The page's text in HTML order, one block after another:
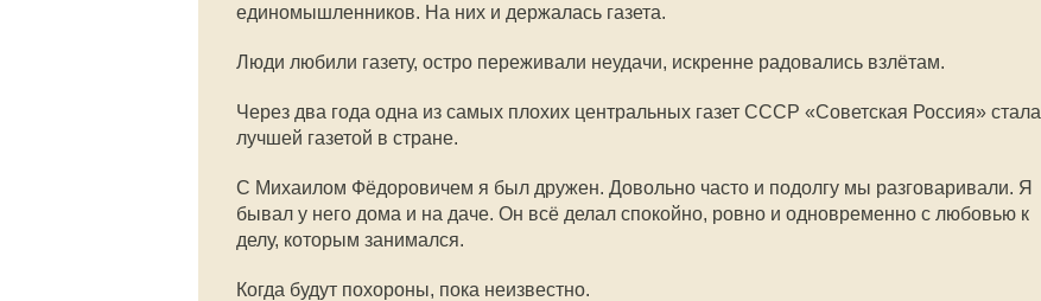
единомышленников. На них и держалась газета.
Люди любили газету, остро переживали неудачи, искренне радовались взлётам.
Через два года одна из самых плохих центральных газет СССР «Советская Россия» стала
лучшей газетой в стране.
С Михаилом Фёдоровичем я был дружен. Довольно часто и подолгу мы разговаривали. Я
бывал у него дома и на даче. Он всё делал спокойно, ровно и одновременно с любовью к
делу, которым занимался.
Когда будут похороны, пока неизвестно.